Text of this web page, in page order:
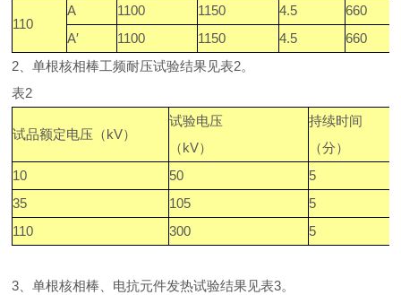
110
A 1100 1150 4.5
660
A′
1100 1150 4.5
660
2、单根核相棒工频耐压试验结果见表2。
表2
试品额定电压（kV）
试验电压
（kV）
持续时间
（分）
10
50
5
35
105
5
110
300 5
3、单根核相棒、电抗元件发热试验结果见表3。